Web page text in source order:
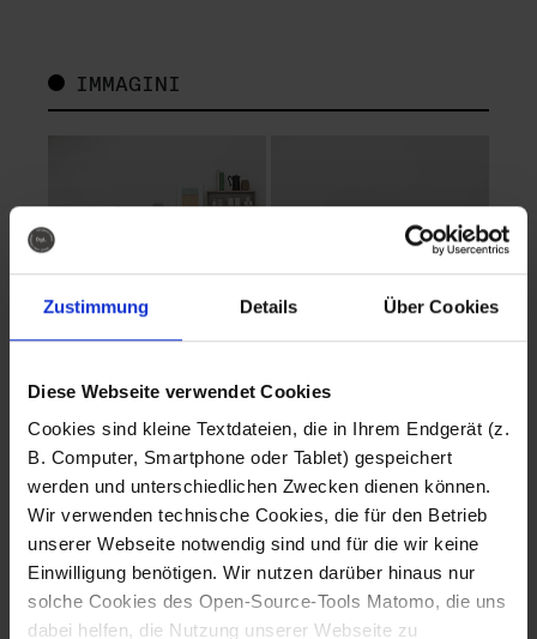
Zustimmung Details Über Cookies
Diese Webseite verwendet Cookies
Cookies sind kleine Textdateien, die in Ihrem Endgerät (z.
B. Computer, Smartphone oder Tablet) gespeichert
werden und unterschiedlichen Zwecken dienen können.
Wir verwenden technische Cookies, die für den Betrieb
unserer Webseite notwendig sind und für die wir keine
Einwilligung benötigen. Wir nutzen darüber hinaus nur
solche Cookies des Open-Source-Tools Matomo, die uns
dabei helfen, die Nutzung unserer Webseite zu
IMMAGINI
Fotografo: Lorenz
Sternbach
Download
Fotografo: Lorenz
Sternbach
Download